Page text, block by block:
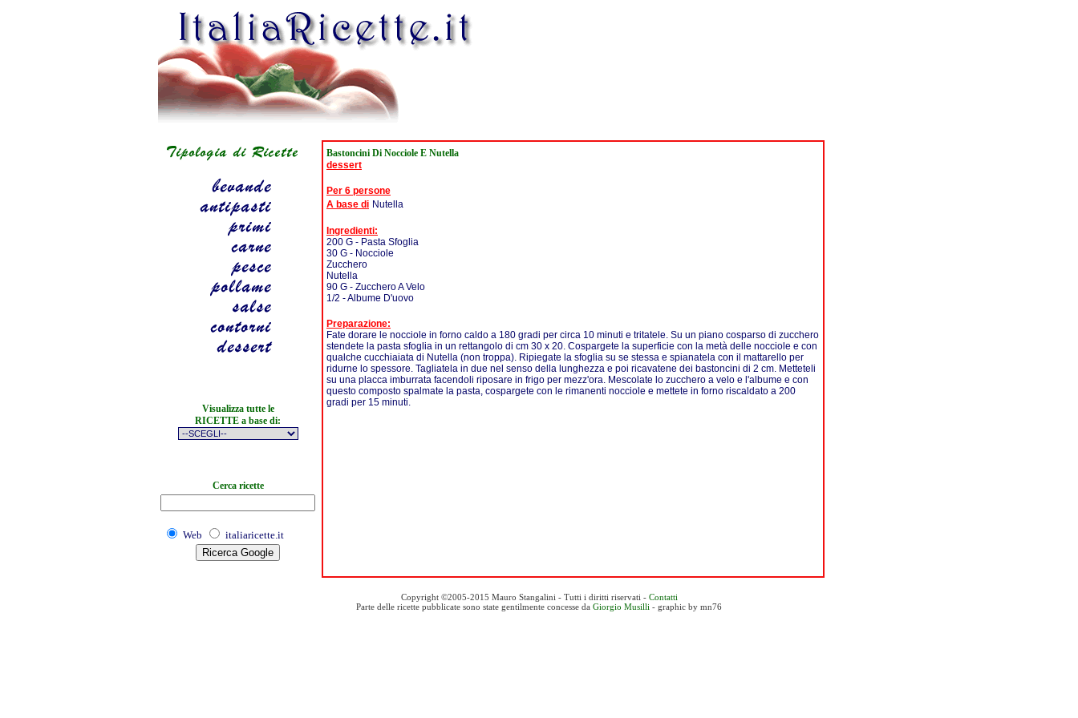
Visualizza tutte le
RICETTE a base di:
Cerca ricette
Web italiaricette.it
Bastoncini Di Nocciole E Nutella
dessert
Per 6 persone
A base di Nutella
Ingredienti:
200 G - Pasta Sfoglia
30 G - Nocciole
Zucchero
Nutella
90 G - Zucchero A Velo
1/2 - Albume D'uovo
Preparazione:
Fate dorare le nocciole in forno caldo a 180 gradi per circa 10 minuti e tritatele. Su un piano cosparso di zucchero
stendete la pasta sfoglia in un rettangolo di cm 30 x 20. Cospargete la superficie con la metà delle nocciole e con
qualche cucchiaiata di Nutella (non troppa). Ripiegate la sfoglia su se stessa e spianatela con il mattarello per
ridurne lo spessore. Tagliatela in due nel senso della lunghezza e poi ricavatene dei bastoncini di 2 cm. Metteteli
su una placca imburrata facendoli riposare in frigo per mezz'ora. Mescolate lo zucchero a velo e l'albume e con
questo composto spalmate la pasta, cospargete con le rimanenti nocciole e mettete in forno riscaldato a 200
gradi per 15 minuti.
Copyright ©2005-2015 Mauro Stangalini - Tutti i diritti riservati - Contatti
Parte delle ricette pubblicate sono state gentilmente concesse da Giorgio Musilli - graphic by mn76